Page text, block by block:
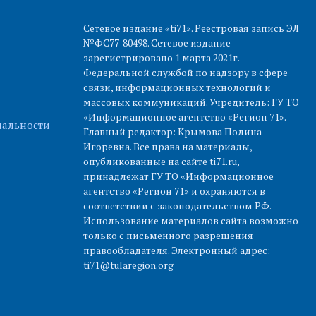
Сетевое издание «ti71». Реестровая запись ЭЛ
№ФС77-80498. Сетевое издание
зарегистрировано 1 марта 2021г.
Федеральной службой по надзору в сфере
связи, информационных технологий и
массовых коммуникаций. Учредитель: ГУ ТО
«Информационное агентство «Регион 71».
Главный редактор: Крымова Полина
Игоревна. Все права на материалы,
опубликованные на сайте ti71.ru,
принадлежат ГУ ТО «Информационное
агентство «Регион 71» и охраняются в
соответствии с законодательством РФ.
Использование материалов сайта возможно
только с письменного разрешения
правообладателя. Электронный адрес:
ti71@tularegion.org